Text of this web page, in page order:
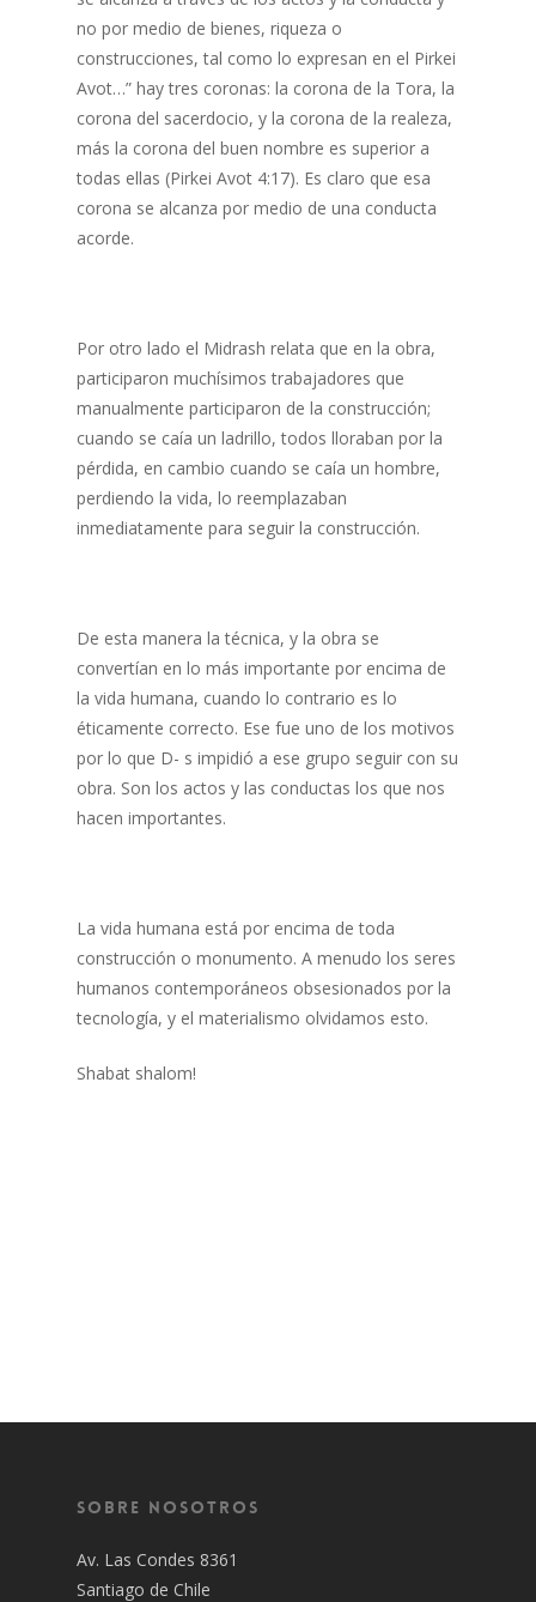
no por medio de bienes, riqueza o
construcciones, tal como lo expresan en el Pirkei
Avot…” hay tres coronas: la corona de la Tora, la
corona del sacerdocio, y la corona de la realeza,
más la corona del buen nombre es superior a
todas ellas (Pirkei Avot 4:17). Es claro que esa
corona se alcanza por medio de una conducta
acorde.
Por otro lado el Midrash relata que en la obra,
participaron muchísimos trabajadores que
manualmente participaron de la construcción;
cuando se caía un ladrillo, todos lloraban por la
pérdida, en cambio cuando se caía un hombre,
perdiendo la vida, lo reemplazaban
inmediatamente para seguir la construcción.
De esta manera la técnica, y la obra se
convertían en lo más importante por encima de
la vida humana, cuando lo contrario es lo
éticamente correcto. Ese fue uno de los motivos
por lo que D- s impidió a ese grupo seguir con su
obra. Son los actos y las conductas los que nos
hacen importantes.
La vida humana está por encima de toda
construcción o monumento. A menudo los seres
humanos contemporáneos obsesionados por la
tecnología, y el materialismo olvidamos esto.
Shabat shalom!
Sobre Nosotros
Av. Las Condes 8361
Santiago de Chile